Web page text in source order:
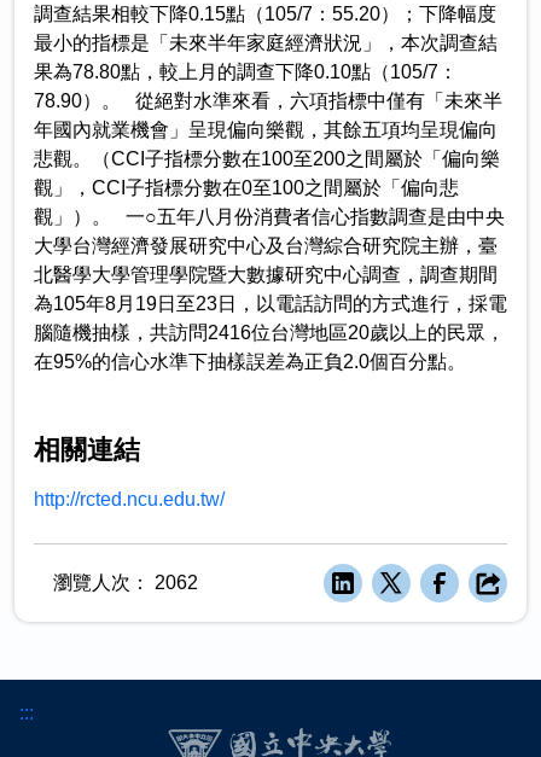
調查結果相較下降0.15點（105/7：55.20）；下降幅度
最小的指標是「未來半年家庭經濟狀況」，本次調查結
果為78.80點，較上月的調查下降0.10點（105/7：
78.90）。 從絕對水準來看，六項指標中僅有「未來半
年國內就業機會」呈現偏向樂觀，其餘五項均呈現偏向
悲觀。（CCI子指標分數在100至200之間屬於「偏向樂
觀」，CCI子指標分數在0至100之間屬於「偏向悲
觀」）。 一○五年八月份消費者信心指數調查是由中央
大學台灣經濟發展研究中心及台灣綜合研究院主辦，臺
北醫學大學管理學院暨大數據研究中心調查，調查期間
為105年8月19日至23日，以電話訪問的方式進行，採電
腦隨機抽樣，共訪問2416位台灣地區20歲以上的民眾，
在95%的信心水準下抽樣誤差為正負2.0個百分點。
相關連結
http://rcted.ncu.edu.tw/
瀏覽人次： 2062
:::